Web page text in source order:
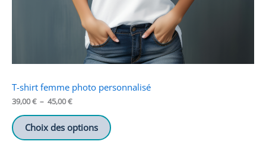
T-shirt femme photo personnalisé
39,00€ – 45,00€Plage
39,00 €
à
Choix des options